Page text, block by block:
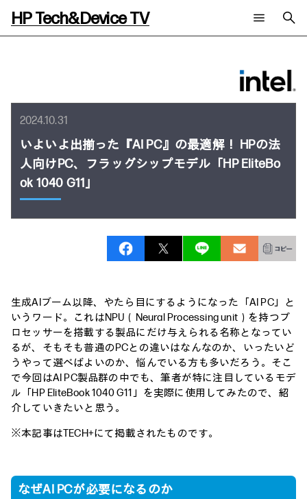
HP Tech&Device TV
AIの進化と活用事例
製品トレンド & レビュー
サイバーセキュリティ
教育とテクノロジー
自治体・公共
ワークステーション
イベントレポート
AI PC
AIワークステーション
タグ一覧
メールニュース会員登録
2024.10.31
いよいよ出揃った『AI PC』の最適解！ HPの法
人向けPC、フラッグシップモデル「HP EliteBo
ok 1040 G11」
生成AIブーム以降、やたら目にするようになった「AI PC」と
いうワード。これはNPU（Neural Processing unit）を持つプ
ロセッサーを搭載する製品にだけ与えられる名称となってい
るが、そもそも普通のPCとの違いはなんなのか、いったいど
うやって選べばよいのか、悩んでいる方も多いだろう。そこ
で今回はAI PC製品群の中でも、筆者が特に注目しているモデ
ル「HP EliteBook 1040 G11」を実際に使用してみたので、紹
介していきたいと思う。
※本記事はTECH+にて掲載されたものです。
なぜAI PCが必要になるのか